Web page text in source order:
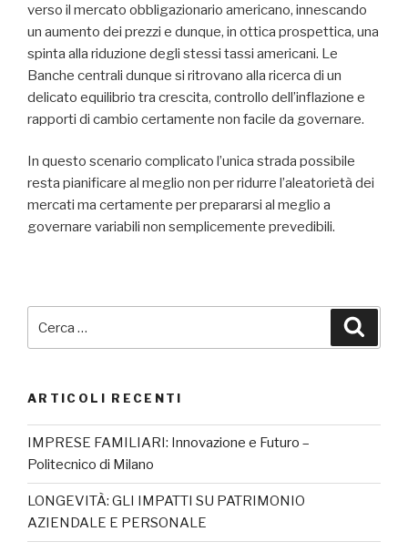
verso il mercato obbligazionario americano, innescando
un aumento dei prezzi e dunque, in ottica prospettica, una
spinta alla riduzione degli stessi tassi americani. Le
Banche centrali dunque si ritrovano alla ricerca di un
delicato equilibrio tra crescita, controllo dell’inflazione e
rapporti di cambio certamente non facile da governare.
In questo scenario complicato l’unica strada possibile
resta pianificare al meglio non per ridurre l’aleatorietà dei
mercati ma certamente per prepararsi al meglio a
governare variabili non semplicemente prevedibili.
ARTICOLI RECENTI
IMPRESE FAMILIARI: Innovazione e Futuro –
Politecnico di Milano
LONGEVITÀ: GLI IMPATTI SU PATRIMONIO
AZIENDALE E PERSONALE